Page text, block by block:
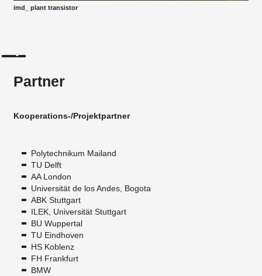
imd_ plant transistor
Partner
Kooperations-/Projektpartner
Polytechnikum Mailand
TU Delft
AA London
Universität de los Andes, Bogota
ABK Stuttgart
ILEK, Universität Stuttgart
BU Wuppertal
TU Eindhoven
HS Koblenz
FH Frankfurt
BMW